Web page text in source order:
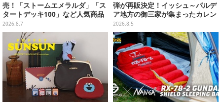
売！「ストームエメラルダ」「ス
タートデッキ100」など人気商品
が対象
2026.8.7
弾が再販決定！イッシュ～パルデ
ア地方の御三家が集まったカレン
ダー、ぬいぐるみなど記念グッズ
盛りだくさん
2026.8.5